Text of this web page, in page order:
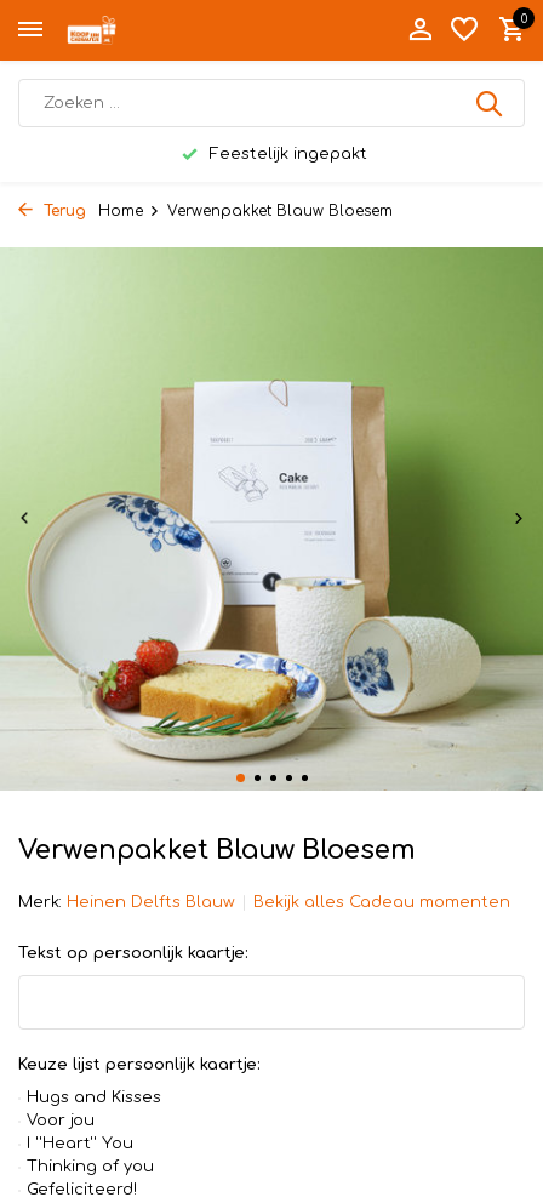
0
Feestelijk ingepakt
Terug Home Verwenpakket Blauw Bloesem
Verwenpakket Blauw Bloesem
Merk: Heinen Delfts Blauw Bekijk alles Cadeau momenten
Tekst op persoonlijk kaartje:
Keuze lijst persoonlijk kaartje:
Hugs and Kisses
Voor jou
I ''Heart'' You
Thinking of you
Gefeliciteerd!